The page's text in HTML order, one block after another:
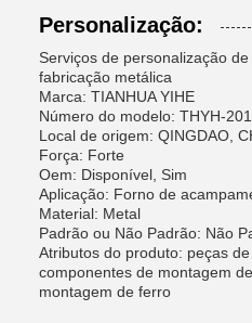
Personalização:
Serviços de personalização
fabricação metálica
Marca: TIANHUA YIHE
Número do modelo: THYH-201
Local de origem: QINGDAO,
Força: Forte
Oem: Disponível, Sim
Aplicação: Forno de
Material: Metal
Padrão ou Não Padrão: Não
Atributos do produto: peças
componentes de montagem
montagem de ferro